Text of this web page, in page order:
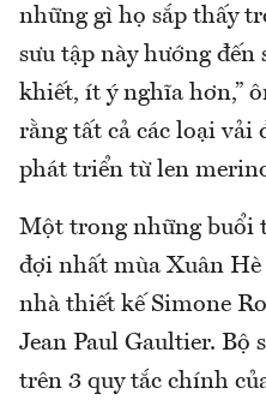
những gì họ sắp thấy
sưu tập này hướng
khiết, ít ý nghĩa hơn,”
rằng tất cả các loại vải
phát triển từ len
Một trong những buổi
đợi nhất mùa Xuân Hè
nhà thiết kế Simone
Jean Paul Gaultier. Bộ
trên 3 quy tắc chính